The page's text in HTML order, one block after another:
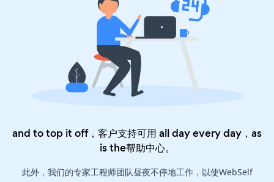
and to top it off，客户支持可用 all day every day，as
is the帮助中心。
此外，我们的专家工程师团队昼夜不停地工作，以使WebSelf